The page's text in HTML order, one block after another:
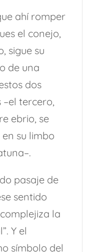
ahí romper
el conejo,
sigue su
de una
dos
tercero,
ebrio, se
su limbo
pasaje de
sentido
la
Y el
símbolo del